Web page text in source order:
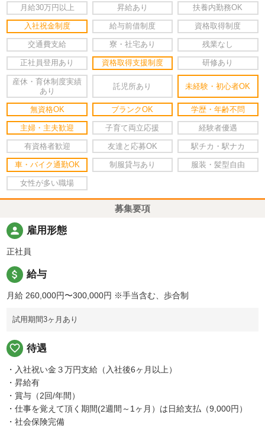
月給30万円以上 昇給あり 扶養内勤務OK
入社祝金制度 給与前借制度 資格取得制度
交通費支給 寮・社宅あり 残業なし
正社員登用あり 資格取得支援制度 研修あり
産休・育休制度実績
あり
託児所あり 未経験・初心者OK
無資格OK ブランクOK 学歴・年齢不問
主婦・主夫歓迎 子育て両立応援 経験者優遇
有資格者歓迎 友達と応募OK 駅チカ・駅ナカ
車・バイク通勤OK 制服貸与あり 服装・髪型自由
女性が多い職場
募集要項
person 雇用形態
正社員
attach_money 給与
月給 260,000円〜300,000円 ※手当含む、歩合制
試用期間3ヶ月あり
favorite_border 待遇
・入社祝い金３万円支給（入社後6ヶ月以上）
・昇給有
・賞与（2回/年間）
・仕事を覚えて頂く期間(2週間～1ヶ月）は日給支払（9,000円）
・社会保険完備